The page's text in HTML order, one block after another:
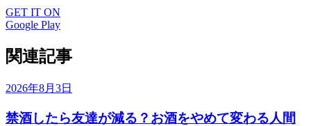
GET IT ON
Google Play
関連記事
2026年8月3日
禁酒したら友達が減る？お酒をやめて変わる人間